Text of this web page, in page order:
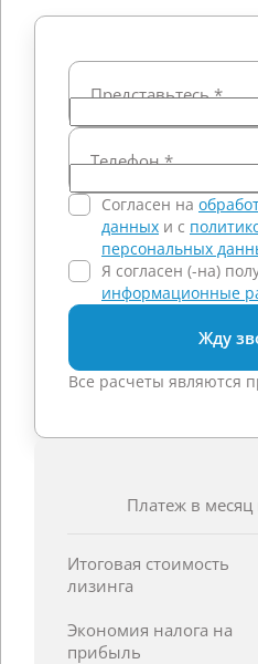
Представьтесь*
Телефон*
Согласен на
данных и c
персональных
Я согласен (-на)
информационные
Жду
Все расчеты являются
Платеж в месяц
Итоговая стоимость
лизинга
Экономия налога на
прибыль